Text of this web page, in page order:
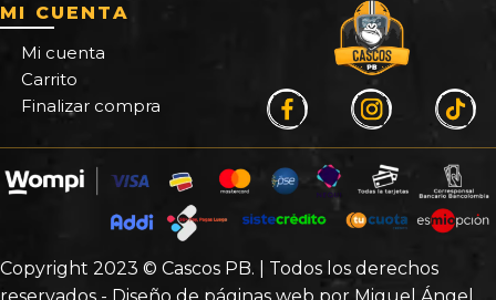
MI CUENTA
Mi cuenta
Carrito
Finalizar compra
Copyright 2023 © Cascos PB. | Todos los derechos